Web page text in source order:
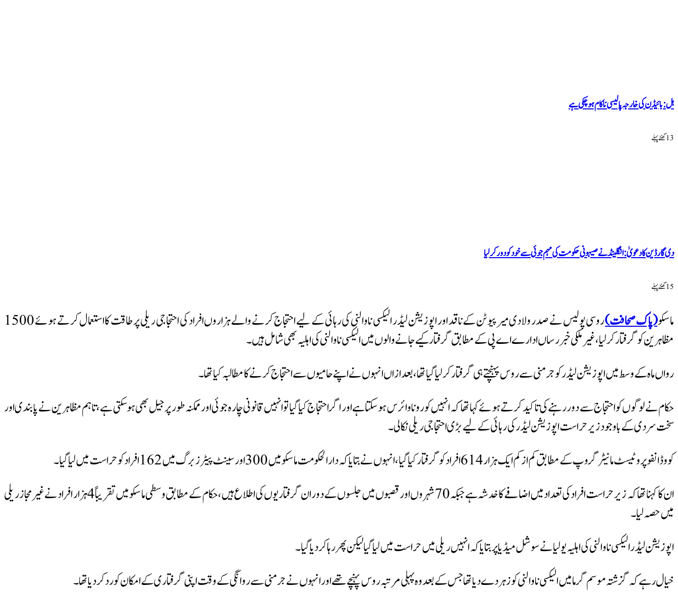
ہل: بائیڈن کی خارجہ پالیسی ناکام ہو چکی ہے
13 گھنٹےپہلے
دی گارڈین کا دعویٰ: انگلینڈ نے صیہونی حکومت کی مہم جوئی سے خود کو دور کر لیا
15 گھنٹےپہلے
ماسکو(پاک صحافت)
روسی پولیس نے صدر ولادی میر پیوٹن کے ناقد اور اپوزیشن لیڈر الیکسی ناوالنی کی رہائی کے لیے احتجاج کرنے والے ہزاروں افراد کی احتجاجی ریلی پر طاقت کا استعمال کرتے ہوئے 1500
مظاہرین کو گرفتار کرلیا، غیر ملکی خبر رساں ادارے اے پی کے مطابق گرفتار کیے جانے والوں میں الیکسی ناوالنی کی اہلیہ بھی شامل ہیں۔
رواں ماہ کے وسط میں اپوزیشن لیڈر کو جرمنی سے روس پہنچتے ہی گرفتار کرلیا گیا تھا، بعد ازاں انہوں نے اپنے حامیوں سے احتجاج کرنے کا مطالبہ کیا تھا۔
حکام نے لوگوں کو احتجاج سے دور رہنے کی تاکید کرتے ہوئے کہا تھا کہ انہیں کورونا وائرس ہوسکتا ہے اور اگر احتجاج کیا گیا تو انہیں قانونی چارہ جوئی اور ممکنہ طور پر جیل بھی ہوسکتی ہے، تاہم مظاہرین نے پابندی اور
سخت سردی کے باوجود زیر حراست اپوزیشن لیڈر کی رہائی کے لیے بڑی احتجاجی ریلی نکالی۔
کووڈ انفو پروٹیسٹ مانیٹر گروپ کے مطابق کم از کم ایک ہزار 614 افراد کو گرفتار کیا گیا، انہوں نے بتایا کہ دارالحکومت ماسکو میں 300 اور سینٹ پیٹرزبرگ میں 162 افراد کو حراست میں لیا گیا۔
ان کا کہنا تھا کہ زیر حراست افراد کی تعداد میںاضافے
کا خدشہ ہے جبکہ 70 شہروں اور قصبوں میں جلسوں کے دوران گرفتاریوں کی اطلاع ہیں، حکام کے مطابق وسطی ماسکو میں تقریباً 4 ہزار افراد نے غیر مجاز ریلی
میں حصہ لیا۔
اپوزیشن لیڈر الیکسی ناوالنی کی اہلیہ یولیا نے سوشل میڈیا پر بتایا کہ انہیں ریلی میں حراست میں لیا گیا لیکن پھر رہا کردیا گیا۔
خیال رہے کہ گزشتہ موسم گرما میں الیکسی ناوالنی کو زہر دے دیا تھا جس کے بعد وہ پہلی مرتبہ روس پہنچے تھے اور انہوں نے جرمنی سے روانگی کے وقت اپنی گرفتاری کے امکان کو رد کردیا تھا۔